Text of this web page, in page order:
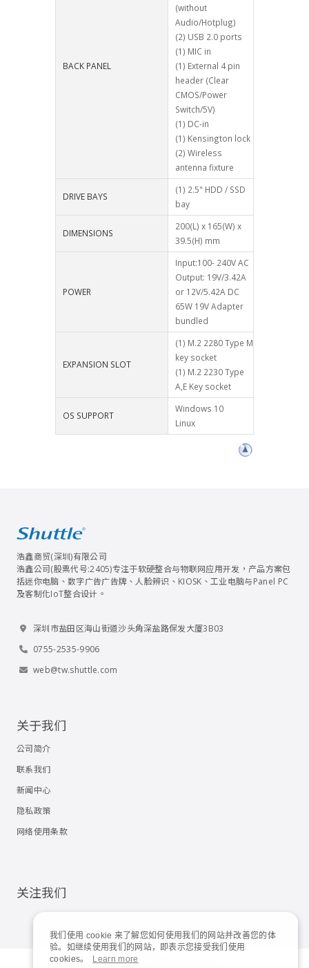
我们使用 cookie 来了解您如何使用我们的网站并改善您的体
验。如继续使用我们的网站，即表示您接受我们使用
cookies。
Learn more
BACK PANEL
(without
Audio/Hotplug)
(2) USB 2.0 ports
(1) MIC in
(1) External 4 pin
header (Clear
CMOS/Power
Switch/5V)
(1) DC-in
(1) Kensington lock
(2) Wireless
antenna fixture
DRIVE BAYS
(1) 2.5" HDD / SSD
bay
DIMENSIONS
200(L) x 165(W) x
39.5(H) mm
POWER
Input:100- 240V AC
Output: 19V/3.42A
or 12V/5.42A DC
65W 19V Adapter
bundled
EXPANSION SLOT
(1) M.2 2280 Type M
key socket
(1) M.2 2230 Type
A,E Key socket
OS SUPPORT
Windows 10
Linux
浩鑫商贸(深圳)有限公司
浩鑫公司(股票代号:2405)专注于软硬整合与物联网应用开发，产品方案包
括迷你电脑、数字广告广告牌、人脸辨识、KIOSK、工业电脑与Panel PC
及客制化IoT整合设计。
深圳市盐田区海山街道沙头角深盐路保发大厦3B03
0755-2535-9906
web@tw.shuttle.com
关于我们
公司简介
联系我们
新闻中心
隐私政策
网络使用条款
关注我们